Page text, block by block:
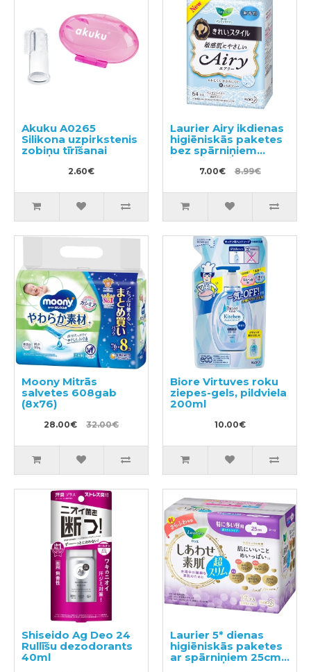
Akuku A0265
Silikona uzpirkstenis
zobiņu tīrīšanai
2.60€
Laurier Airy ikdienas
higiēniskās paketes
bez spārniņiem
jūtīgai ādai 14cm
54gab7.00€ 8.99€
Moony Mitrās
salvetes 608gab
(8x76)
28.00€ 32.00€
Biore Virtuves roku
ziepes-gels, pildviela
200ml
10.00€
Shiseido Ag Deo 24
Rullīšu dezodorants
40ml
Laurier 5* dienas
higiēniskās paketes
ar spārniņiem 25cm